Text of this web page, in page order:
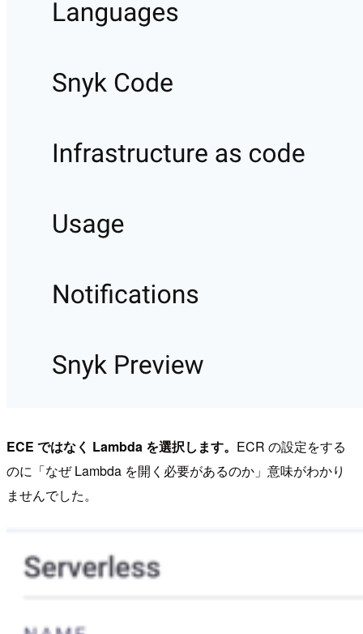
ECE ではなく Lambda を選択します。 ECR の設定をする
のに「なぜ Lambda を開く必要があるのか」意味がわかり
ませんでした。